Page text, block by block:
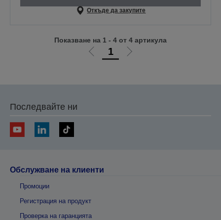
Откъде да закупите
Отиди
1
Отиди
Показване на 1 - 4 от 4 артикула
Последвайте ни
Обслужване на клиенти
Промоции
Регистрация на продукт
Проверка на гаранцията